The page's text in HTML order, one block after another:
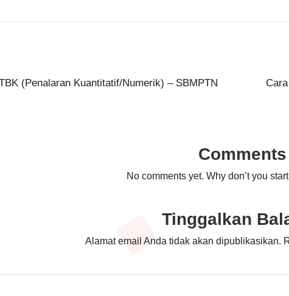
(Penalaran Kuantitatif/Numerik) – SBMPTN
Comments
No comments yet. Why don’t you
Tinggalkan
Alamat email Anda tidak akan dipublikasikan.